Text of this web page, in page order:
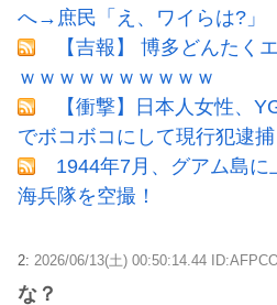
へ→庶民「え、ワイらは?」
【吉報】 博多どんたく
ｗｗｗｗｗｗｗｗｗｗ
【衝撃】日本人女性、
でボコボコにして現行犯逮
1944年7月、グアム島
海兵隊を空撮！
2: 2026/06/13(土) 00:50:14.44
な？